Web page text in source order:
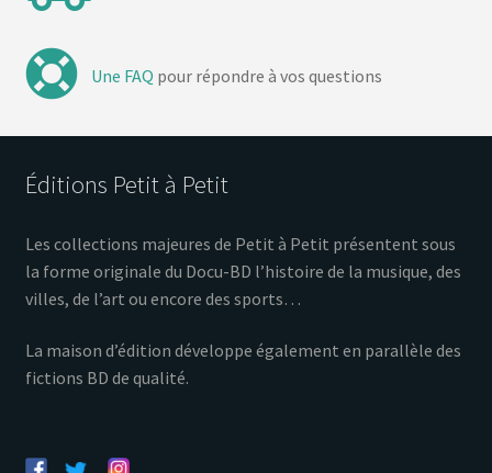
Une FAQ pour répondre à vos questions
Éditions Petit à Petit
Les collections majeures de Petit à Petit présentent sous
la forme originale du Docu-BD l’histoire de la musique, des
villes, de l’art ou encore des sports…
La maison d’édition développe également en parallèle des
fictions BD de qualité.